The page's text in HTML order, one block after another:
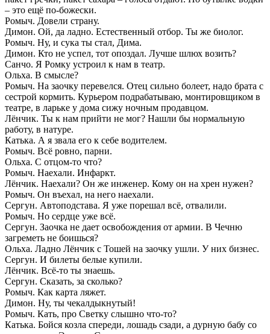
– это ещё по-божески.
Ромыч. Довели страну.
Димон. Ой, да ладно. Естественный отбор. Ты же биолог.
Ромыч. Ну, и сука ты стал, Дима.
Димон. Кто не успел, тот опоздал. Лучше шлюх возить?
Санчо. Я Ромку устроил к нам в театр.
Ольха. В смысле?
Ромыч. На заочку перевелся. Отец сильно болеет, надо брата с
сестрой кормить. Курьером подрабатываю, монтировщиком в
театре, в ларьке у дома сижу ночным продавцом.
Лёнчик. Ты к нам прийти не мог? Нашли бы нормальную
работу, в натуре.
Катька. А я звала его к себе водителем.
Ромыч. Всё ровно, парни.
Ольха. С отцом-то что?
Ромыч. Наехали. Инфаркт.
Лёнчик. Наехали? Он же инженер. Кому он на хрен нужен?
Ромыч. Он въехал, на него наехали.
Сергун. Автоподстава. Я уже порешал всё, отвалили.
Ромыч. Но сердце уже всё.
Сергун. Заочка не дает освобождения от армии. В Чечню
загреметь не боишься?
Ольха. Ладно Лёнчик с Тошей на заочку ушли. У них бизнес.
Сергун. И билеты белые купили.
Лёнчик. Всё-то ты знаешь.
Сергун. Сказать, за сколько?
Ромыч. Как карта ляжет.
Димон. Ну, ты чекалдыкнутый!
Ромыч. Кать, про Светку слышно что-то?
Катька. Бойся козла спереди, лошадь сзади, а дурную бабу со